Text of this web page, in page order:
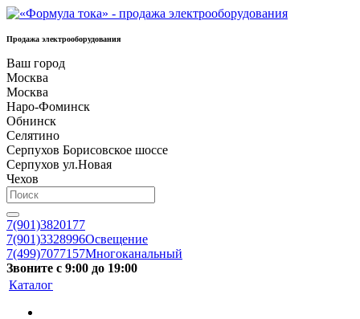
Продажа электрооборудования
Ваш город
Москва
Москва
Наро-Фоминск
Обнинск
Селятино
Серпухов Борисовское шоссе
Серпухов ул.Новая
Чехов
7(901)3820177
7(901)3328996Освещение
7(499)7077157Многоканальный
Звоните с 9:00 до 19:00
Каталог